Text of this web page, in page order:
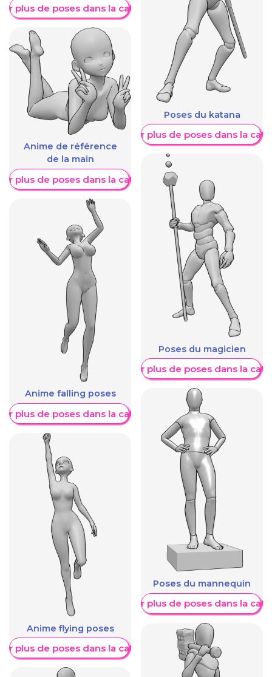
plus de poses dans la catégorie
Anime de référence
de la main
plus de poses dans la catégorie
Anime falling poses
plus de poses dans la catégorie
Anime flying poses
plus de poses dans la catégorie
Poses du katana
Afficher plus de poses dans la
Poses du magicien
Afficher plus de poses dans la
Poses du mannequin
Afficher plus de poses dans la